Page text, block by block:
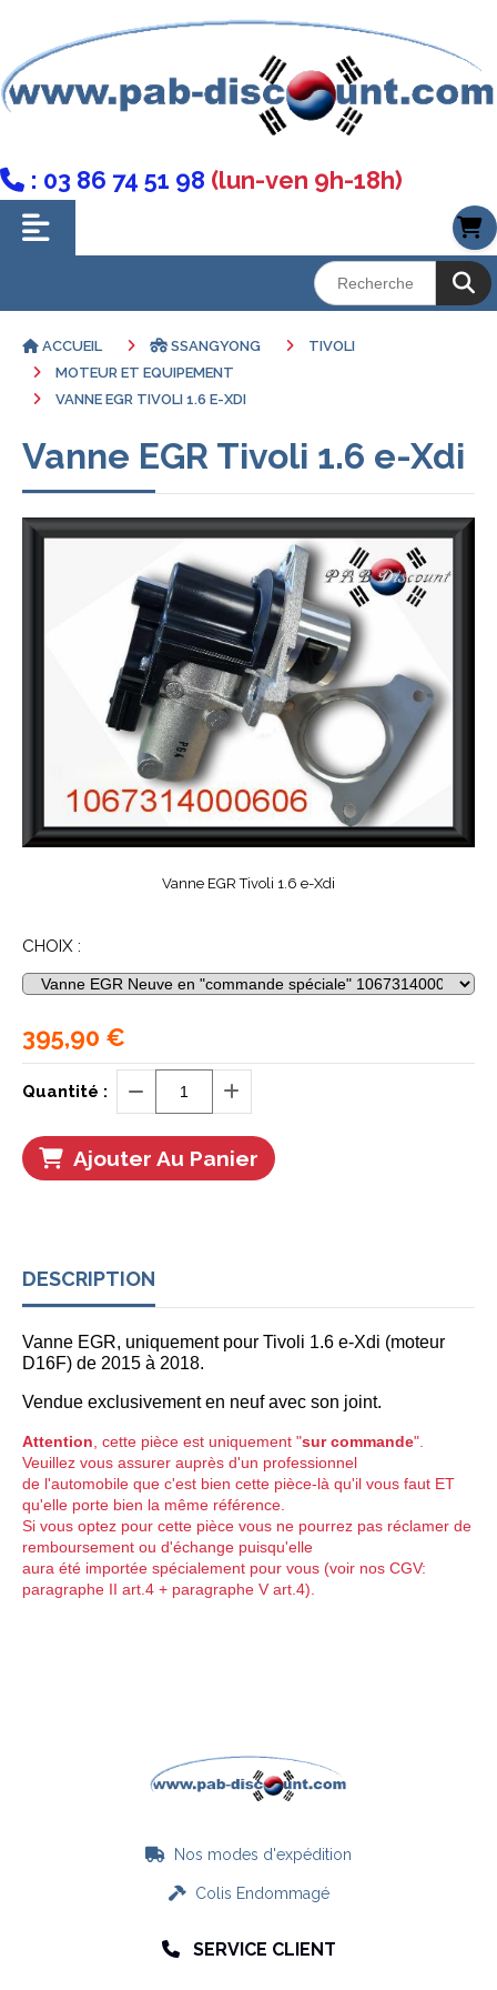
 : 03 86 74 51 98 (lun-ven 9h-18h)
ACCUEIL SSANGYONG
TIVOLI
MOTEUR ET EQUIPEMENT
VANNE EGR TIVOLI 1.6 E-XDI
Vanne EGR Tivoli 1.6 e-Xdi
Vanne EGR Tivoli 1.6 e-Xdi
CHOIX :
395,90 €
Quantité :
Ajouter Au Panier
DESCRIPTION
Vanne EGR, uniquement pour Tivoli 1.6 e-Xdi (moteur
D16F) de 2015 à 2018.
Vendue exclusivement en neuf avec son joint.
Attention , cette pièce est uniquement "sur commande".
Veuillez vous assurer auprès d'un professionnel
de l'automobile que c'est bien cette pièce-là qu'il vous faut ET
qu'elle porte bien la même référence.
Si vous optez pour cette pièce vous ne pourrez pas réclamer de
remboursement ou d'échange puisqu'elle
aura été importée spécialement pour vous (voir nos CGV:
paragraphe II art.4 + paragraphe V art.4).
 Nos modes d'expédition
Colis Endommagé
 SERVICE CLIENT